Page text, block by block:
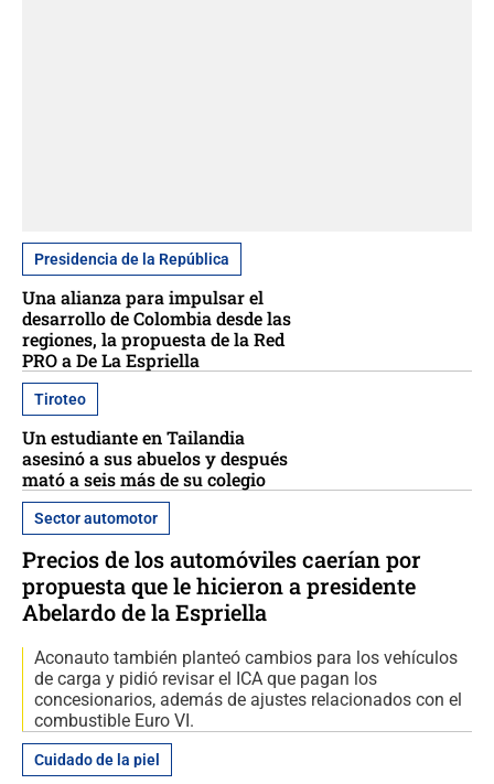
Presidencia de la República
Una alianza para impulsar el
desarrollo de Colombia desde las
regiones, la propuesta de la Red
PRO a De La Espriella
Tiroteo
Un estudiante en Tailandia
asesinó a sus abuelos y después
mató a seis más de su colegio
Sector automotor
Precios de los automóviles caerían por
propuesta que le hicieron a presidente
Abelardo de la Espriella
Aconauto también planteó cambios para los vehículos
de carga y pidió revisar el ICA que pagan los
concesionarios, además de ajustes relacionados con el
combustible Euro VI.
Cuidado de la piel